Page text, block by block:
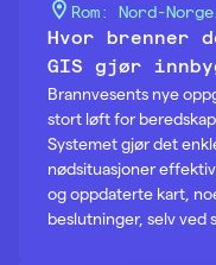
Hvor brenner
GIS gjør
Brannvesents nye
stort løft for
Systemet gjør det
nødsituasjoner
og oppdaterte kart,
beslutninger, selv ved
Rom: Nord-